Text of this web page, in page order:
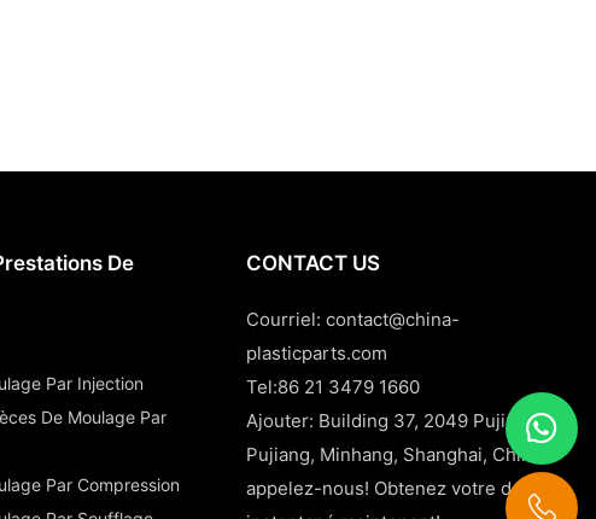
De
Par Injection
De Moulage Par
Par Compression
CONTACT US
Courriel:contact@china-
plasticparts.com
Tel:86 21 3479 1660
Ajouter: Building 37, 2049 Pujin Road,
Pujiang, Minhang, Shanghai, Chine
appelez-nous! Obtenez votre devis